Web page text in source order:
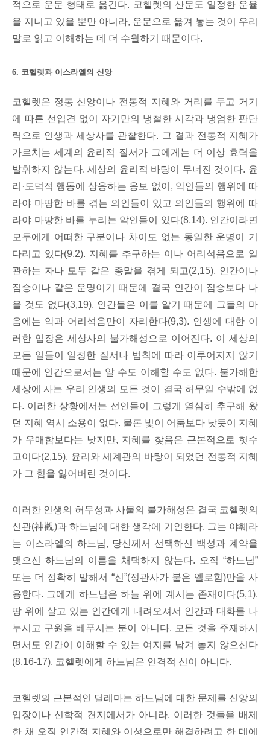
적으로 운문 형태로 옮긴다. 코헬렛의 산문도 일정한 운율
을 지니고 있을 뿐만 아니라, 운문으로 옮겨 놓는 것이 우리
말로 읽고 이해하는 데 더 수월하기 때문이다.
6. 코헬렛과 이스라엘의 신앙
코헬렛은 정통 신앙이나 전통적 지혜와 거리를 두고 거기
에 따른 선입견 없이 자기만의 냉철한 시각과 냉엄한 판단
력으로 인생과 세상사를 관찰한다. 그 결과 전통적 지혜가
가르치는 세계의 윤리적 질서가 그에게는 더 이상 효력을
발휘하지 않는다. 세상의 윤리적 바탕이 무너진 것이다. 윤
리·도덕적 행동에 상응하는 응보 없이, 악인들의 행위에 따
라야 마땅한 바를 겪는 의인들이 있고 의인들의 행위에 따
라야 마땅한 바를 누리는 악인들이 있다(8,14). 인간이라면
모두에게 어떠한 구분이나 차이도 없는 동일한 운명이 기
다리고 있다(9,2). 지혜를 추구하는 이나 어리석음으로 일
관하는 자나 모두 같은 종말을 겪게 되고(2,15), 인간이나
짐승이나 같은 운명이기 때문에 결국 인간이 짐승보다 나
을 것도 없다(3,19). 인간들은 이를 알기 때문에 그들의 마
음에는 악과 어리석음만이 자리한다(9,3). 인생에 대한 이
러한 입장은 세상사의 불가해성으로 이어진다. 이 세상의
모든 일들이 일정한 질서나 법칙에 따라 이루어지지 않기
때문에 인간으로서는 알 수도 이해할 수도 없다. 불가해한
세상에 사는 우리 인생의 모든 것이 결국 허무일 수밖에 없
다. 이러한 상황에서는 선인들이 그렇게 열심히 추구해 왔
던 지혜 역시 소용이 없다. 물론 빛이 어둠보다 낫듯이 지혜
가 우매함보다는 낫지만, 지혜를 찾음은 근본적으로 헛수
고이다(2,15). 윤리와 세계관의 바탕이 되었던 전통적 지혜
가 그 힘을 잃어버린 것이다.
이러한 인생의 허무성과 사물의 불가해성은 결국 코헬렛의
신관(神觀)과 하느님에 대한 생각에 기인한다. 그는 야훼라
는 이스라엘의 하느님, 당신께서 선택하신 백성과 계약을
맺으신 하느님의 이름을 채택하지 않는다. 오직 “하느님”
또는 더 정확히 말해서 “신”(정관사가 붙은 엘로힘)만을 사
용한다. 그에게 하느님은 하늘 위에 계시는 존재이다(5,1).
땅 위에 살고 있는 인간에게 내려오셔서 인간과 대화를 나
누시고 구원을 베푸시는 분이 아니다. 모든 것을 주재하시
면서도 인간이 이해할 수 있는 여지를 남겨 놓지 않으신다
(8,16-17). 코헬렛에게 하느님은 인격적 신이 아니다.
코헬렛의 근본적인 딜레마는 하느님에 대한 문제를 신앙의
입장이나 신학적 견지에서가 아니라, 이러한 것들을 배제
한 채 오직 인간적 지혜와 이성으로만 해결하려고 한 데에